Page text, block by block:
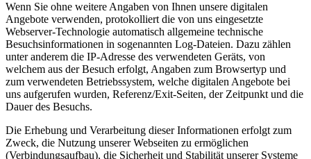
Wenn Sie ohne weitere Angaben von Ihnen unsere digitalen
Angebote verwenden, protokolliert die von uns eingesetzte
Webserver-Technologie automatisch allgemeine technische
Besuchsinformationen in sogenannten Log-Dateien. Dazu zählen
unter anderem die IP-Adresse des verwendeten Geräts, von
welchem aus der Besuch erfolgt, Angaben zum Browsertyp und
zum verwendeten Betriebssystem, welche digitalen Angebote bei
uns aufgerufen wurden, Referenz/Exit-Seiten, der Zeitpunkt und die
Dauer des Besuchs.
Die Erhebung und Verarbeitung dieser Informationen erfolgt zum
Zweck, die Nutzung unserer Webseiten zu ermöglichen
(Verbindungsaufbau), die Sicherheit und Stabilität unserer Systeme